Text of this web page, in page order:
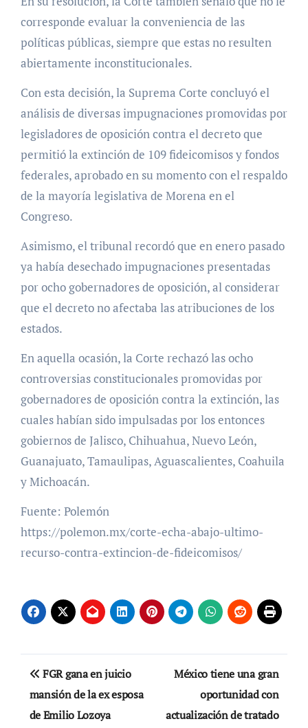
corresponde evaluar la conveniencia de las
políticas públicas, siempre que estas no resulten
abiertamente inconstitucionales.
Con esta decisión, la Suprema Corte concluyó el
análisis de diversas impugnaciones promovidas por
legisladores de oposición contra el decreto que
permitió la extinción de 109 fideicomisos y fondos
federales, aprobado en su momento con el respaldo
de la mayoría legislativa de Morena en el
Congreso.
Asimismo, el tribunal recordó que en enero pasado
ya había desechado impugnaciones presentadas
por ocho gobernadores de oposición, al considerar
que el decreto no afectaba las atribuciones de los
estados.
En aquella ocasión, la Corte rechazó las ocho
controversias constitucionales promovidas por
gobernadores de oposición contra la extinción, las
cuales habían sido impulsadas por los entonces
gobiernos de Jalisco, Chihuahua, Nuevo León,
Guanajuato, Tamaulipas, Aguascalientes, Coahuila
y Michoacán.
Fuente: Polemón
https://polemon.mx/corte-echa-abajo-ultimo-
recurso-contra-extincion-de-fideicomisos/
Navegación
de
FGR gana en juicio
mansión de la ex esposa
de Emilio Lozoya
México tiene una gran
oportunidad con
actualización de tratado